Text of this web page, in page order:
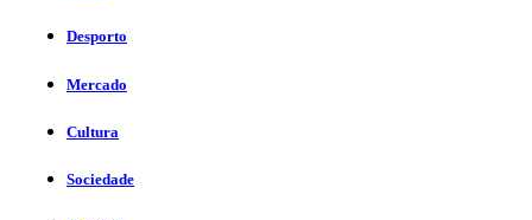
Desporto
Mercado
Cultura
Sociedade